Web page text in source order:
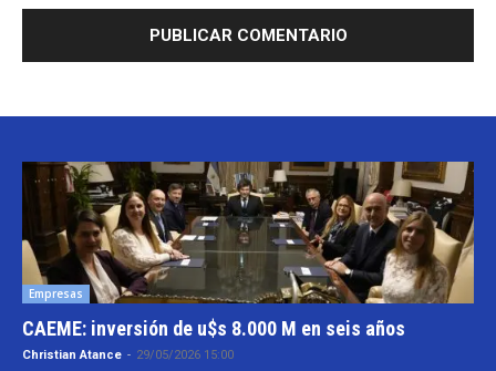
Empresas
CAEME: inversión de u$s 8.000 M en seis años
Christian Atance - 29/05/2026 15:00